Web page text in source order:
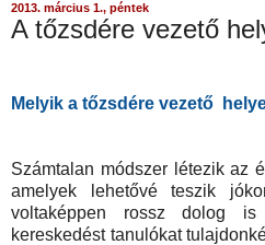
2013. március 1., péntek
A tőzsdére vezető
Melyik a tőzsdére vezető
Számtalan módszer létezik az
amelyek lehetővé teszik
voltaképpen rossz dolog
kereskedést tanulókat